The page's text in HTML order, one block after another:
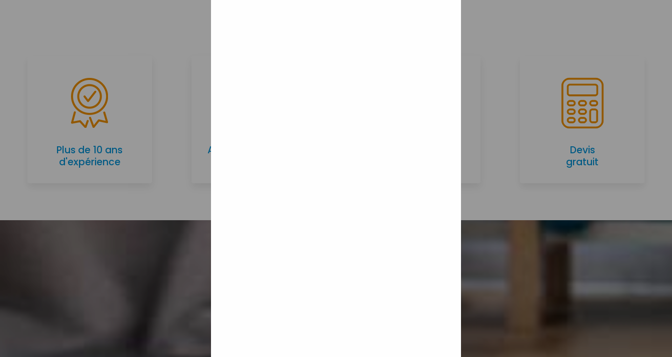
Plus de 10 ans
d'expérience
Accompagnement
Devis
gratuit